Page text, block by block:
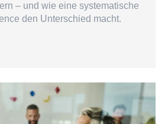
– und wie eine systematische
den Unterschied macht.